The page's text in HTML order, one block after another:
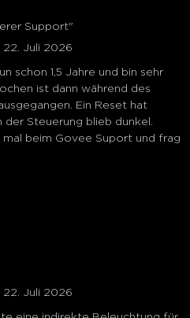
Support"
Juli 2026
schon 1,5 Jahre und bin sehr
ist dann während des
Ein Reset hat
der Steuerung blieb dunkel.
beim Govee Suport und frag
Juli 2026